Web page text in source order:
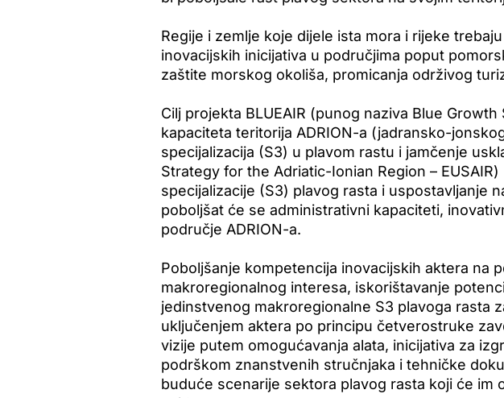
Regije i zemlje koje dijele ista mora i rijeke
inovacijskih inicijativa u područjima poput
zaštite morskog okoliša, promicanja održivog
Cilj projekta BLUEAIR (punog naziva Blue
kapaciteta teritorija ADRION-a (jadransko-
specijalizacija (S3) u plavom rastu i jamčenje
Strategy for the Adriatic-Ionian Region –
specijalizacije (S3) plavog rasta i uspostavljanje
poboljšat će se administrativni kapaciteti,
područje ADRION-a.
Poboljšanje kompetencija inovacijskih aktera na
makroregionalnog interesa, iskorištavanje
jedinstvenog makroregionalne S3 plavoga rasta
uključenjem aktera po principu četverostruke
vizije putem omogućavanja alata, inicijativa za
podrškom znanstvenih stručnjaka i tehničke
buduće scenarije sektora plavog rasta koji će